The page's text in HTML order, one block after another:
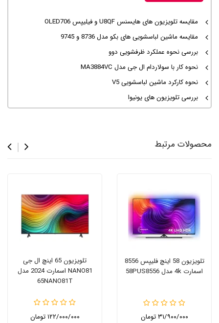
مقایسه تلویزیون های هایسنس U8QF و فیلیپس OLED706
مقایسه ماشین لباسشویی های بکو مدل 8736 و 9745
بررسی نحوه عملکرد ظرفشویی دوو
نحوه کار با سولاردام ال جی مدل MA3884VC
نحوه کارکرد ماشین لباسشویی V5
بررسی تلویزیون های یونیوا
محصولات مرتبط
تلویزیون 58 اینچ فلیپس 8556
اسمارت 4k مدل 58PUS8556
۳۱/۹۰۰/۰۰۰ تومان
تلویزیون 65 اینچ ال جی
NANO81 اسمارت 2024 مدل
65NANO81T
۱۲۲/۰۰۰/۰۰۰ تومان